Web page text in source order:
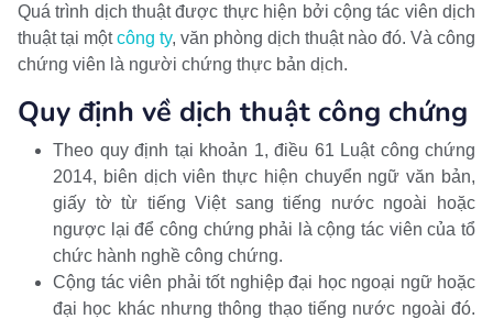
Quá trình dịch thuật được thực hiện bởi cộng tác viên dịch
thuật tại mộtcông ty, văn phòng dịch thuật nào đó. Và công
chứng viên là người chứng thực bản dịch.
Quy định về dịch thuật công chứng
Theo quy định tại khoản 1, điều 61 Luật công chứng
2014, biên dịch viên thực hiện chuyển ngữ văn bản,
giấy tờ từ tiếng Việt sang tiếng nước ngoài hoặc
ngược lại để công chứng phải là cộng tác viên của tổ
chức hành nghề công chứng.
Cộng tác viên phải tốt nghiệp đại học ngoại ngữ hoặc
đại học khác nhưng thông thạo tiếng nước ngoài đó.